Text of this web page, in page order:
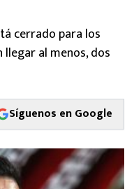
cerrado para los
llegar al menos, dos
Síguenos en Google